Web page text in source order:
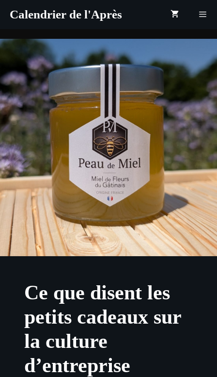
Calendrier de l'Après
Ce que disent les
petits cadeaux sur
la culture
d’entreprise